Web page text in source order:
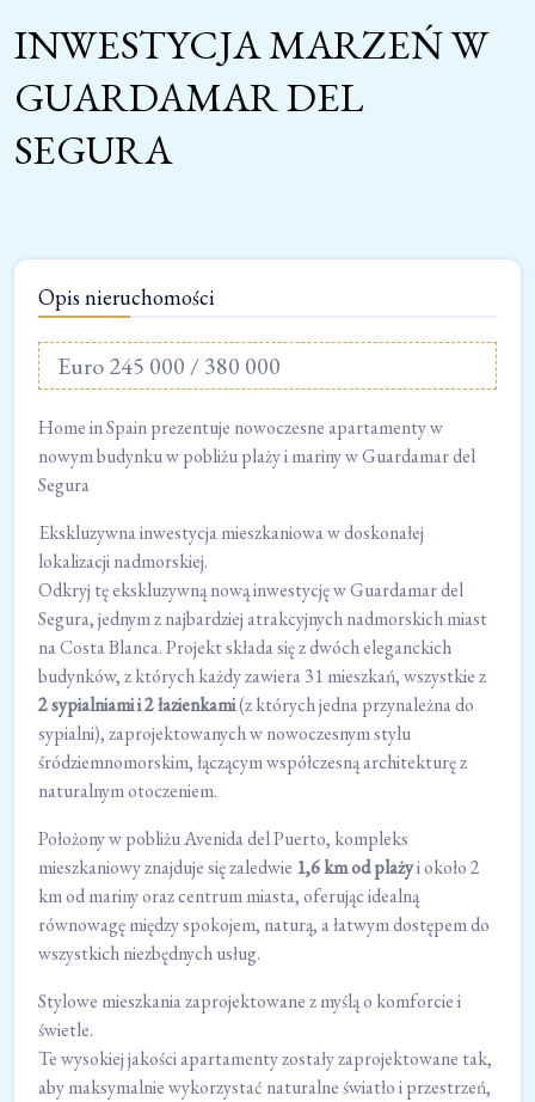
INWESTYCJA MARZEŃ W
GUARDAMAR DEL
SEGURA
Opis nieruchomości
Euro 245 000 / 380 000
Home in Spain prezentuje nowoczesne apartamenty w
nowym budynku w pobliżu plaży i mariny w Guardamar del
Segura
Ekskluzywna inwestycja mieszkaniowa w doskonałej
lokalizacji nadmorskiej.
Odkryj tę ekskluzywną nową inwestycję w Guardamar del
Segura, jednym z najbardziej atrakcyjnych nadmorskich miast
na Costa Blanca. Projekt składa się z dwóch eleganckich
budynków, z których każdy zawiera 31 mieszkań, wszystkie z
2 sypialniami i 2 łazienkami(z których jedna przynależna do
sypialni), zaprojektowanych w nowoczesnym stylu
śródziemnomorskim, łączącym współczesną architekturę z
naturalnym otoczeniem.
Położony w pobliżu Avenida del Puerto, kompleks
mieszkaniowy znajduje się zaledwie 1,6 km od plażyi około 2
km od mariny oraz centrum miasta, oferując idealną
równowagę między spokojem, naturą, a łatwym dostępem do
wszystkich niezbędnych usług.
Stylowe mieszkania zaprojektowane z myślą o komforcie i
świetle.
Te wysokiej jakości apartamenty zostały zaprojektowane tak,
aby maksymalnie wykorzystać naturalne światło i przestrzeń,